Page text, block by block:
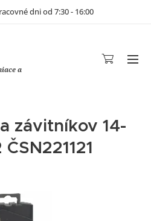
dni od 7:30 - 16:00
a
závitníkov 14-